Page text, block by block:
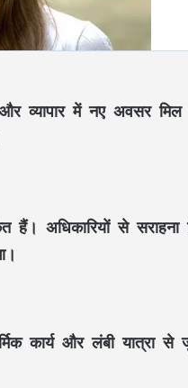
व्यापार में नए अवसर
अधिकारियों से
कार्य और लंबी